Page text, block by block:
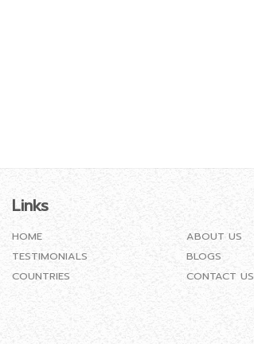
Links
HOME
TESTIMONIALS
COUNTRIES
ABOUT US
BLOGS
CONTACT US